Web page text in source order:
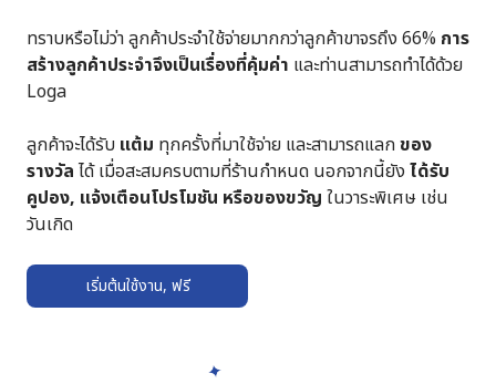
ทราบหรือไม่ว่า ลูกค้าประจำใช้จ่ายมากกว่าลูกค้าขาจรถึง 66% การ
สร้างลูกค้าประจำจึงเป็นเรื่องที่คุ้มค่า และท่านสามารถทำได้ด้วย
Loga
ลูกค้าจะได้รับ แต้ม ทุกครั้งที่มาใช้จ่าย และสามารถแลกของ
รางวัล ได้ เมื่อสะสมครบตามที่ร้านกำหนด นอกจากนี้ยัง ได้รับ
คูปอง, แจ้งเตือนโปรโมชัน หรือของขวัญ ในวาระพิเศษ เช่น
วันเกิด
เริ่มต้นใช้งาน, ฟรี➔